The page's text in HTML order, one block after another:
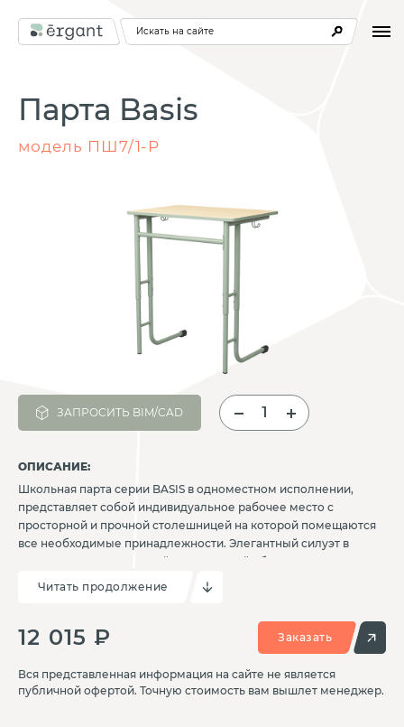
Искать на сайте
Парта Basis
модель ПШ7/1-Р
ЗАПРОСИТЬ BIM/CAD
ОПИСАНИЕ:
Школьная парта серии BASIS в одноместном исполнении,
представляет собой индивидуальное рабочее место с
просторной и прочной столешницей на которой помещаются
все необходимые принадлежности. Элегантный силуэт в
сочетании с продуманной эргономикой обеспечивает
комфорт и способствует формированию правильной осанки
учеников. Облегченная конструкция позволяет легко
расстановки в классе. Данная модель регулируется по высоте
и позволяет адаптироваться под нужную группу роста
учеников.
Читать продолжение
12 015 ₽ Заказать
Вся представленная информация на сайте не является
публичной офертой. Точную стоимость вам вышлет менеджер.